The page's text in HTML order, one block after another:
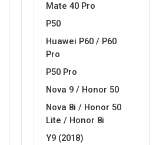
Mate 40 Pro
P50
Huawei P60 / P60
Pro
P50 Pro
Nova 9 / Honor 50
Nova 8i / Honor 50
Lite / Honor 8i
Y9 (2018)
Za njega